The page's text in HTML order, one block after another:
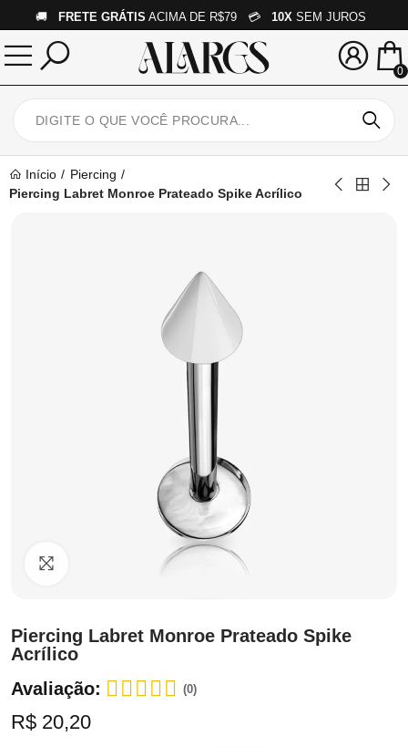
🚚 FRETE GRÁTIS ACIMA DE R$79 💳 10X SEM JUROS
0
Início
Piercing
Piercing Labret Monroe Prateado Spike Acrílico
Clique para ampliar
Piercing Labret Monroe Prateado Spike
Acrílico
Avaliação:
(0)
R$ 20,20